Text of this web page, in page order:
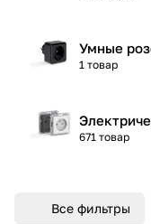
Умные
1 товар
671 товар
Все фильтры